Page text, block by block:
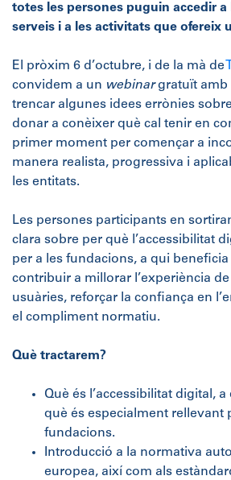
totes les persones puguin accedir a
serveis i a les activitats que ofereix
El pròxim 6 d’octubre, i de la mà de
convidem a un webinargratuït amb
trencar algunes idees errònies
donar a conèixer què cal tenir en
primer moment per començar a
manera realista, progressiva i
les entitats.
Les persones participants en
clara sobre per què l’accessibilitat
per a les fundacions, a qui
contribuir a millorar l’experiència
usuàries, reforçar la confiança en
el compliment normatiu.
Què tractarem?
Què és l’accessibilitat digital,
què és especialment rellevant
fundacions.
Introducció a la normativa
europea, així com als